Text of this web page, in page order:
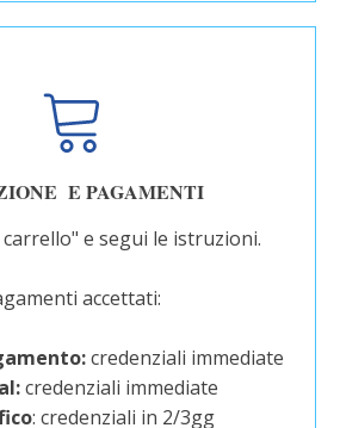
E PAGAMENTI
e segui le istruzioni.
accettati:
credenziali immediate
credenziali immediate
: credenziali in 2/3gg